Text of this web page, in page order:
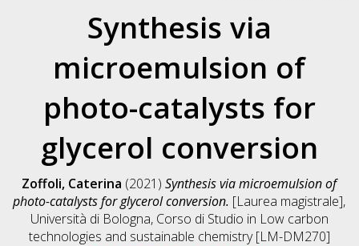
Synthesis via
microemulsion of
photo-catalysts for
glycerol conversion
Zoffoli, Caterina (2021)Synthesis via microemulsion of
photo-catalysts for glycerol conversion. [Laurea magistrale],
Università di Bologna, Corso di Studio in Low carbon
technologies and sustainable chemistry [LM-DM270]